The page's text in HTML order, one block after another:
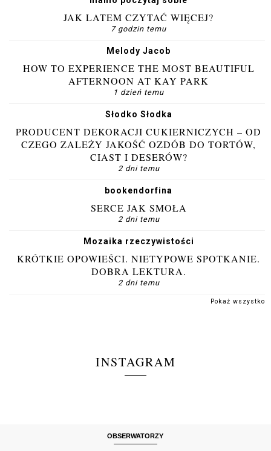
JAK LATEM CZYTAĆ WIĘCEJ?
7 godzin temu
Melody Jacob
HOW TO EXPERIENCE THE MOST BEAUTIFUL
AFTERNOON AT KAY PARK
1 dzień temu
Słodko Słodka
PRODUCENT DEKORACJI CUKIERNICZYCH – OD
CZEGO ZALEŻY JAKOŚĆ OZDÓB DO TORTÓW,
CIAST I DESERÓW?
2 dni temu
bookendorfina
SERCE JAK SMOŁA
2 dni temu
Mozaika rzeczywistości
KRÓTKIE OPOWIEŚCI. NIETYPOWE SPOTKANIE.
DOBRA LEKTURA.
2 dni temu
Pokaż wszystko
INSTAGRAM
OBSERWATORZY